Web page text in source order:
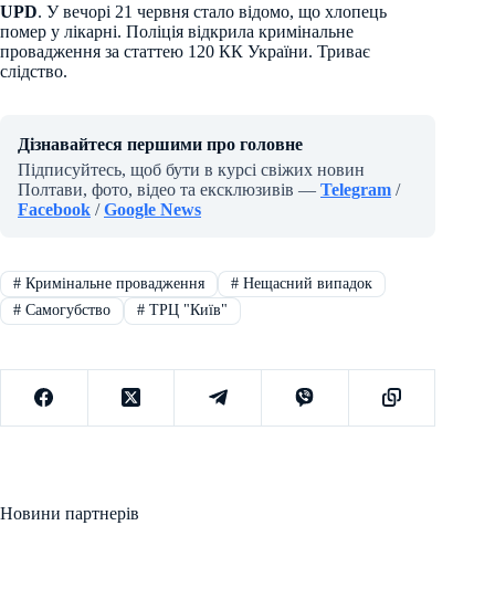
UPD. У вечорі 21 червня стало відомо, що хлопець
помер у лікарні. Поліція відкрила кримінальне
провадження за статтею 120 КК України. Триває
слідство.
Дізнавайтеся першими про головне
Підписуйтесь, щоб бути в курсі свіжих новин
Полтави, фото, відео та ексклюзивів — Telegram /
Facebook /Google News
#Кримінальне провадження #Нещасний випадок
#Самогубство #ТРЦ "Київ"
Новини партнерів